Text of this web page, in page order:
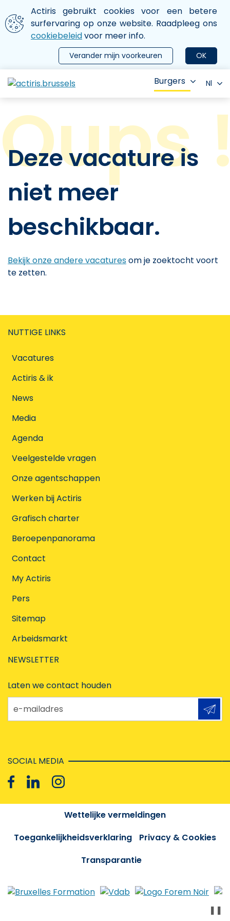
Aller au contenu principal
We gebruiken cookies
Actiris gebruikt cookies voor een betere
surfervaring op onze website. Raadpleeg ons
cookiebeleidvoor meer info.
OK
Verander mijn voorkeuren
le menu
Burgers Nl
Deze vacature is
niet meer
beschikbaar.
Bekijk onze andere vacaturesom je zoektocht voort
te zetten.
NUTTIGE LINKS
Vacatures
Actiris & ik
News
Media
Agenda
Veelgestelde vragen
Onze agentschappen
Werken bij Actiris
Grafisch charter
Beroepenpanorama
Contact
My Actiris
Pers
Sitemap
Arbeidsmarkt
NEWSLETTER
Laten we contact houden
e-mailadres
SOCIAL MEDIA
Wettelijke vermeldingen
Toegankelijkheidsverklaring
Privacy & Cookies
Transparantie
❚❚